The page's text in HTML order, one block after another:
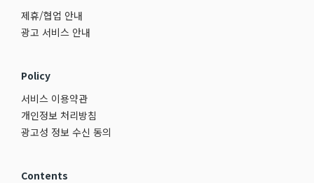
제휴/협업 안내
광고 서비스 안내
Policy
서비스 이용약관
개인정보 처리방침
광고성 정보 수신 동의
Contents